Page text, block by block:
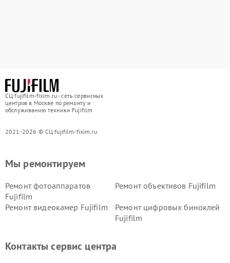
СЦ fujifilm-fixim.ru - сеть сервисных
центров в Москве по ремонту и
обслуживанию техники Fujifilm
2021-2026 © СЦ fujifilm-fixim.ru
Мы ремонтируем
Ремонт фотоаппаратов
Fujifilm
Ремонт объективов Fujifilm
Ремонт видеокамер Fujifilm
Ремонт цифровых биноклей
Fujifilm
Контакты сервис центра